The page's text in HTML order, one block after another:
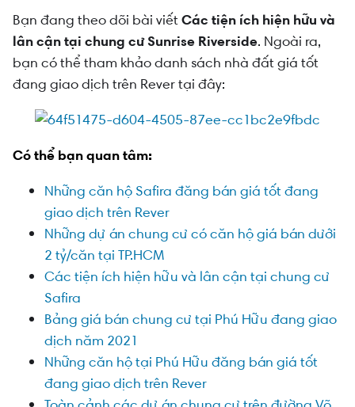
Bạn đang theo dõi bài viếtCác tiện ích hiện hữu và
lân cận tại chung cư Sunrise Riverside. Ngoài ra,
bạn có thể tham khảo danh sách nhà đất giá tốt
đang giao dịch trên Rever tại đây:
Có thể bạn quan tâm:
Những căn hộ Safira đăng bán giá tốt đang
giao dịch trên Rever
Những dự án chung cư có căn hộ giá bán dưới
2 tỷ/căn tại TP.HCM
Các tiện ích hiện hữu và lân cận tại chung cư
Safira
Bảng giá bán chung cư tại Phú Hữu đang giao
dịch năm 2021
Những căn hộ tại Phú Hữu đăng bán giá tốt
đang giao dịch trên Rever